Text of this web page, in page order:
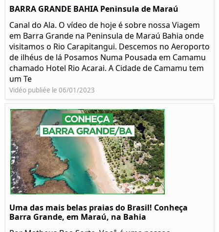
BARRA GRANDE BAHIA Peninsula de Maraú
Canal do Ala. O vídeo de hoje é sobre nossa Viagem
em Barra Grande na Peninsula de Maraú Bahia onde
visitamos o Rio Carapitangui. Descemos no Aeroporto
de ilhéus de lá Posamos Numa Pousada em Camamu
chamado Hotel Rio Acarai. A Cidade de Camamu tem
um Te
Vidéo publiée le 06/01/2023
Uma das mais belas praias do Brasil! Conheça
Barra Grande, em Maraú, na Bahia